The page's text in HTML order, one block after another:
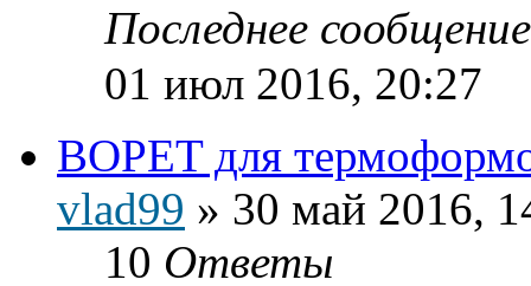
Последнее
01 июл 2016, 20:27
BOPET для
vlad99 » 30 май 2016,
10 Ответы